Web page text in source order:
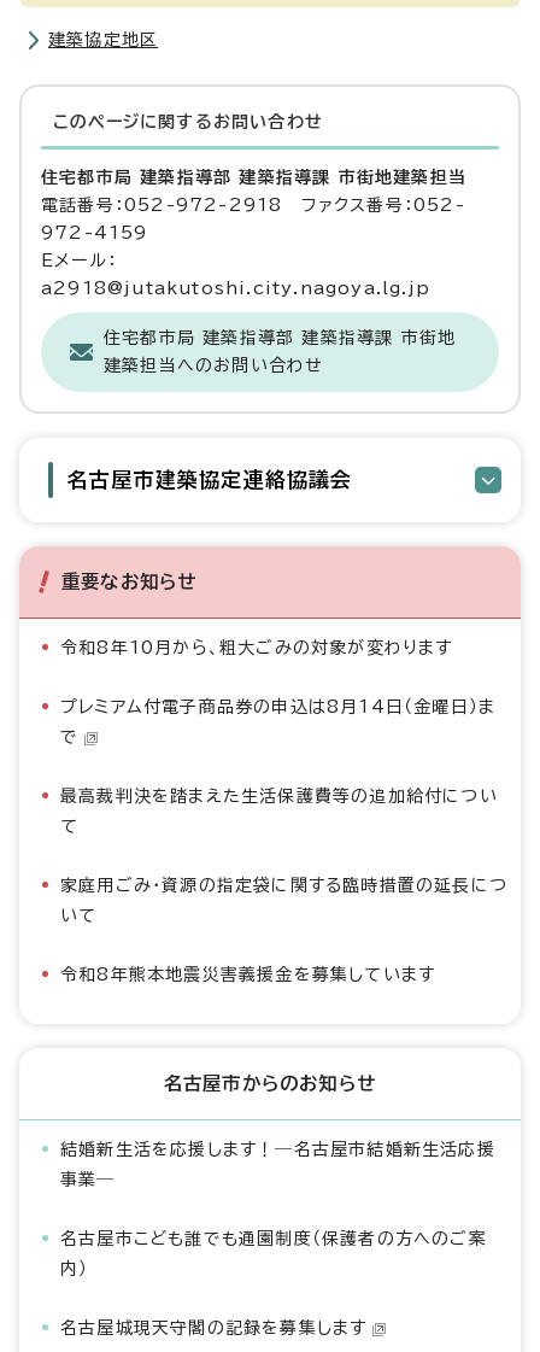
建築協定地区
このページに関する お問い合わせ
住宅都市局 建築指導部 建築指導課 市街地建築担当
電話番号：052-972-2918 ファクス番号：052-
972-4159
Eメール：
a2918@jutakutoshi.city.nagoya.lg.jp
住宅都市局 建築指導部 建築指導課 市街地
建築担当へのお問い合わせ
名古屋市建築協定連絡協議会
重要なお知らせ
令和8年10月から、粗大ごみの対象が変わります
プレミアム付電子商品券の申込は8月14日（金曜日）ま
で
最高裁判決を踏まえた生活保護費等の追加給付につい
て
家庭用ごみ・資源の指定袋に関する臨時措置の延長につ
いて
令和8年熊本地震災害義援金を募集しています
名古屋市からのお知らせ
結婚新生活を応援します！―名古屋市結婚新生活応援
事業―
名古屋市こども誰でも通園制度（保護者の方へのご案
内）
名古屋城現天守閣の記録を募集します